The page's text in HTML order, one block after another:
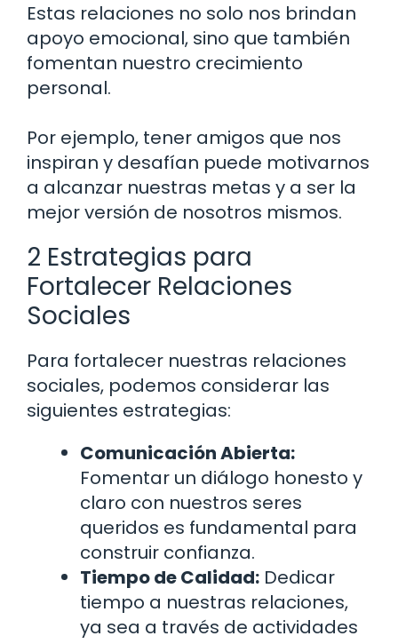
Estas relaciones no solo nos brindan
apoyo emocional, sino que también
fomentan nuestro crecimiento
personal.
Por ejemplo, tener amigos que nos
inspiran y desafían puede motivarnos
a alcanzar nuestras metas y a ser la
mejor versión de nosotros mismos.
2 Estrategias para
Fortalecer Relaciones
Sociales
Para fortalecer nuestras relaciones
sociales, podemos considerar las
siguientes estrategias:
Comunicación Abierta:
Fomentar un diálogo honesto y
claro con nuestros seres
queridos es fundamental para
construir confianza.
Tiempo de Calidad: Dedicar
tiempo a nuestras relaciones,
ya sea a través de actividades